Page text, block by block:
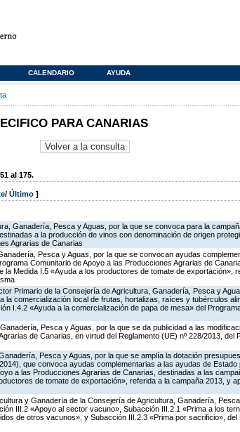
CALENDARIO AYUDA
PARA CANARIAS
al 175.
/ Último ]
Ganadería, Pesca y Aguas, por la que se convoca para la
a la producción de vinos con denominación de origen
Agrarias de Canarias
Pesca y Aguas, por la que se convocan ayudas
Comunitario de Apoyo a las Producciones Agrarias de
Medida I.5 «Ayuda a los productores de tomate de exportación»,
Primario de la Consejería de Agricultura, Ganadería, Pesca y
la comercialización local de frutas, hortalizas, raíces y tubérculos
I.4.2 «Ayuda a la comercialización de papa de mesa» del
Pesca y Aguas, por la que se da publicidad a las
de Canarias, en virtud del Reglamento (UE) nº 228/2013, del
Pesca y Aguas, por la que se amplía la dotación
que convoca ayudas complementarias a las ayudas de Estado
a las Producciones Agrarias de Canarias, destinadas a las
de tomate de exportación», referida a la campaña 2013, y
y Ganadería de la Consejería de Agricultura, Ganadería,
III.2 «Apoyo al sector vacuno», Subacción III.2.1 «Prima a los
de otros vacunos», y Subacción III.2.3 «Prima por sacrificio», del